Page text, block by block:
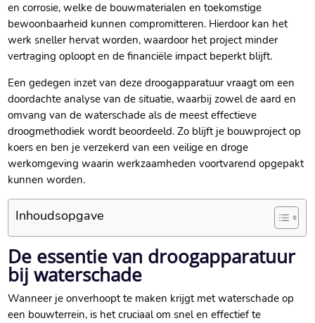
en corrosie, welke de bouwmaterialen en toekomstige
bewoonbaarheid kunnen compromitteren.​ Hierdoor kan het
werk sneller hervat worden, waardoor het project minder
vertraging oploopt en de financiële impact beperkt blijft.​
Een gedegen inzet van deze droogapparatuur vraagt om een
doordachte analyse van de situatie, waarbij zowel de aard en
omvang van de waterschade als de meest effectieve
droogmethodiek wordt beoordeeld.​ Zo blijft je bouwproject op
koers en ben je verzekerd van een veilige en droge
werkomgeving waarin werkzaamheden voortvarend opgepakt
kunnen worden.​
Inhoudsopgave
De essentie van droogapparatuur
bij waterschade
Wanneer je onverhoopt te maken krijgt met waterschade op
een bouwterrein, is het cruciaal om snel en effectief te